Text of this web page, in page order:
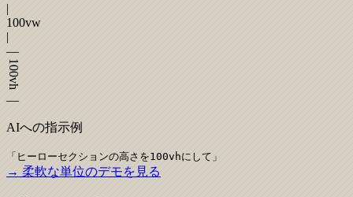
|
100vw
|
—
100vh
—
AIへの指示例
「 ヒーローセクションの高さを100vhにして 」
→ 柔軟な単位のデモを見る